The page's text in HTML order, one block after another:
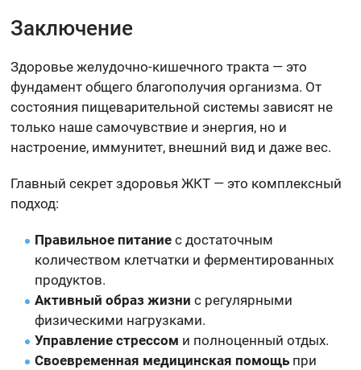
Заключение
Здоровье желудочно-кишечного тракта — это
фундамент общего благополучия организма. От
состояния пищеварительной системы зависят не
только наше самочувствие и энергия, но и
настроение, иммунитет, внешний вид и даже вес.
Главный секрет здоровья ЖКТ — это комплексный
подход:
Правильное питание с достаточным
количеством клетчатки и ферментированных
продуктов.
Активный образ жизни с регулярными
физическими нагрузками.
Управление стрессом и полноценный отдых.
Своевременная медицинская помощь при